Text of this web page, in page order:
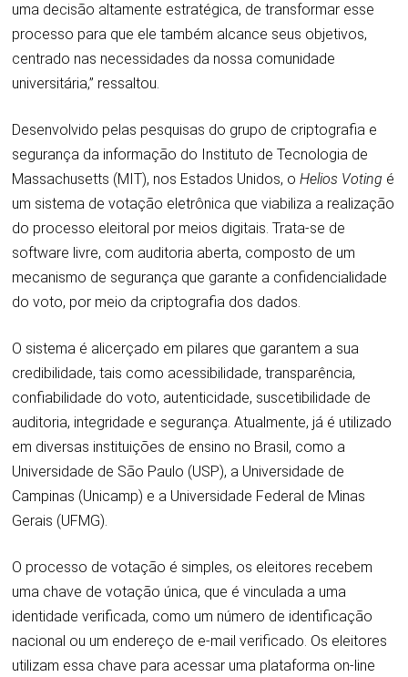
uma decisão altamente estratégica, de transformar esse
processo para que ele também alcance seus objetivos,
centrado nas necessidades da nossa comunidade
universitária,” ressaltou.
Desenvolvido pelas pesquisas do grupo de criptografia e
segurança da informação do Instituto de Tecnologia de
Massachusetts (MIT), nos Estados Unidos, o Helios Voting é
um sistema de votação eletrônica que viabiliza a realização
do processo eleitoral por meios digitais. Trata-se de
software livre, com auditoria aberta, composto de um
mecanismo de segurança que garante a confidencialidade
do voto, por meio da criptografia dos dados.
O sistema é alicerçado em pilares que garantem a sua
credibilidade, tais como acessibilidade, transparência,
confiabilidade do voto, autenticidade, suscetibilidade de
auditoria, integridade e segurança. Atualmente, já é utilizado
em diversas instituições de ensino no Brasil, como a
Universidade de São Paulo (USP), a Universidade de
Campinas (Unicamp) e a Universidade Federal de Minas
Gerais (UFMG).
O processo de votação é simples, os eleitores recebem
uma chave de votação única, que é vinculada a uma
identidade verificada, como um número de identificação
nacional ou um endereço de e-mail verificado. Os eleitores
utilizam essa chave para acessar uma plataforma on-line